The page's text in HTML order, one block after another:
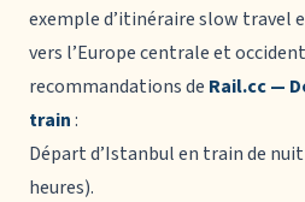
exemple d’itinéraire slow travel
vers l’Europe centrale et
recommandations de Rail.cc —
train:
Départ d’Istanbul en train de
heures).